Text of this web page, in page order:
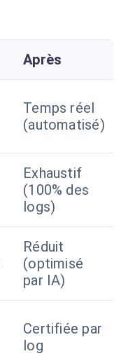
Après
Temps réel
(automatisé)
Exhaustif
(100% des
logs)
Réduit
(optimisé
par IA)
Certifiée par
log